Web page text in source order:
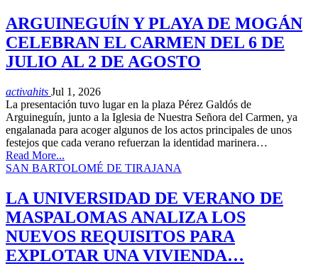
ARGUINEGUÍN Y PLAYA DE MOGÁN
CELEBRAN EL CARMEN DEL 6 DE
JULIO AL 2 DE AGOSTO
activahits Jul 1, 2026
La presentación tuvo lugar en la plaza Pérez Galdós de
Arguineguín, junto a la Iglesia de Nuestra Señora del Carmen, ya
engalanada para acoger algunos de los actos principales de unos
festejos que cada verano refuerzan la identidad marinera…
Read More...
SAN BARTOLOMÉ DE TIRAJANA
LA UNIVERSIDAD DE VERANO DE
MASPALOMAS ANALIZA LOS
NUEVOS REQUISITOS PARA
EXPLOTAR UNA VIVIENDA…